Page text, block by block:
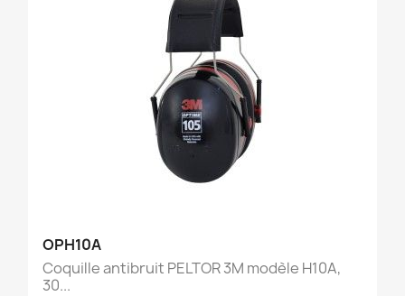
OPH10A
Coquille antibruit PELTOR 3M modèle H10A,
30...